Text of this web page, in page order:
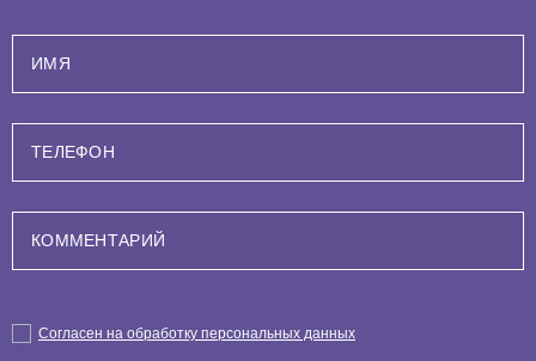
Согласен на обработку персональных данных